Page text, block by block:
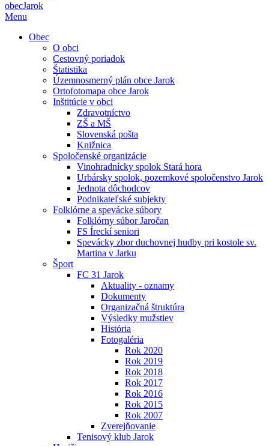
obecJarok
Menu
Obec
O obci
Cestovný poriadok
Štatistika
Územnosmerný plán obce Jarok
Ortofotomapa obce Jarok
Inštitúcie v obci
Zdravotníctvo
ZŠ a MŠ
Slovenská pošta
Knižnica
Spoločenské organizácie
Vinohradnícky spolok Stará hora
Urbársky spolok, pozemkové spoločenstvo Jarok
Jednota dôchodcov
Podnikateľské subjekty
Folklórne a spevácke súbory
Folklórny súbor Jaročan
FS Íreckí seniori
Spevácky zbor duchovnej hudby pri kostole sv.
Martina v Jarku
Šport
FC 31 Jarok
Aktuality - oznamy
Dokumenty
Organizačná štruktúra
Výsledky mužstiev
História
Fotogaléria
Rok 2020
Rok 2019
Rok 2018
Rok 2017
Rok 2016
Rok 2015
Rok 2007
Zverejňovanie
Tenisový klub Jarok